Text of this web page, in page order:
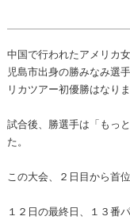
中国で行われたアメリカ
児島市出身の勝みなみ選
リカツアー初優勝はなり
試合後、勝選手は「もっ
た。
この大会、２日目から首
１２日の最終日、１３番